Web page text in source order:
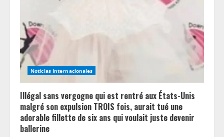
Noticias Internacionales
Illégal sans vergogne qui est rentré aux États-Unis
malgré son expulsion TROIS fois, aurait tué une
adorable fillette de six ans qui voulait juste devenir
ballerine